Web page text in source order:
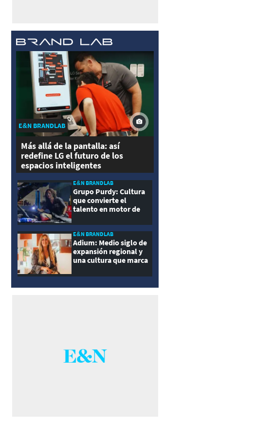
E&N BRANDLAB
Más allá de la pantalla: así
redefine LG el futuro de los
espacios inteligentes
E&N BRANDLAB
Grupo Purdy: Cultura
que convierte el
talento en motor de
E&N BRANDLAB
Adium: Medio siglo de
expansión regional y
una cultura que marca